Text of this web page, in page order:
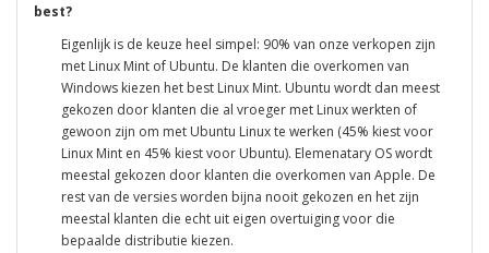
best?
Eigenlijk is de keuze heel simpel: 90% van onze verkopen zijn
met Linux Mint of Ubuntu. De klanten die overkomen van
Windows kiezen het best Linux Mint. Ubuntu wordt dan meest
gekozen door klanten die al vroeger met Linux werkten of
gewoon zijn om met Ubuntu Linux te werken (45% kiest voor
Linux Mint en 45% kiest voor Ubuntu). Elemenatary OS wordt
meestal gekozen door klanten die overkomen van Apple. De
rest van de versies worden bijna nooit gekozen en het zijn
meestal klanten die echt uit eigen overtuiging voor die
bepaalde distributie kiezen.